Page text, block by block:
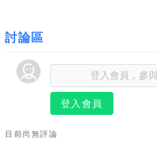
討論區
登入會員
目前尚無評論